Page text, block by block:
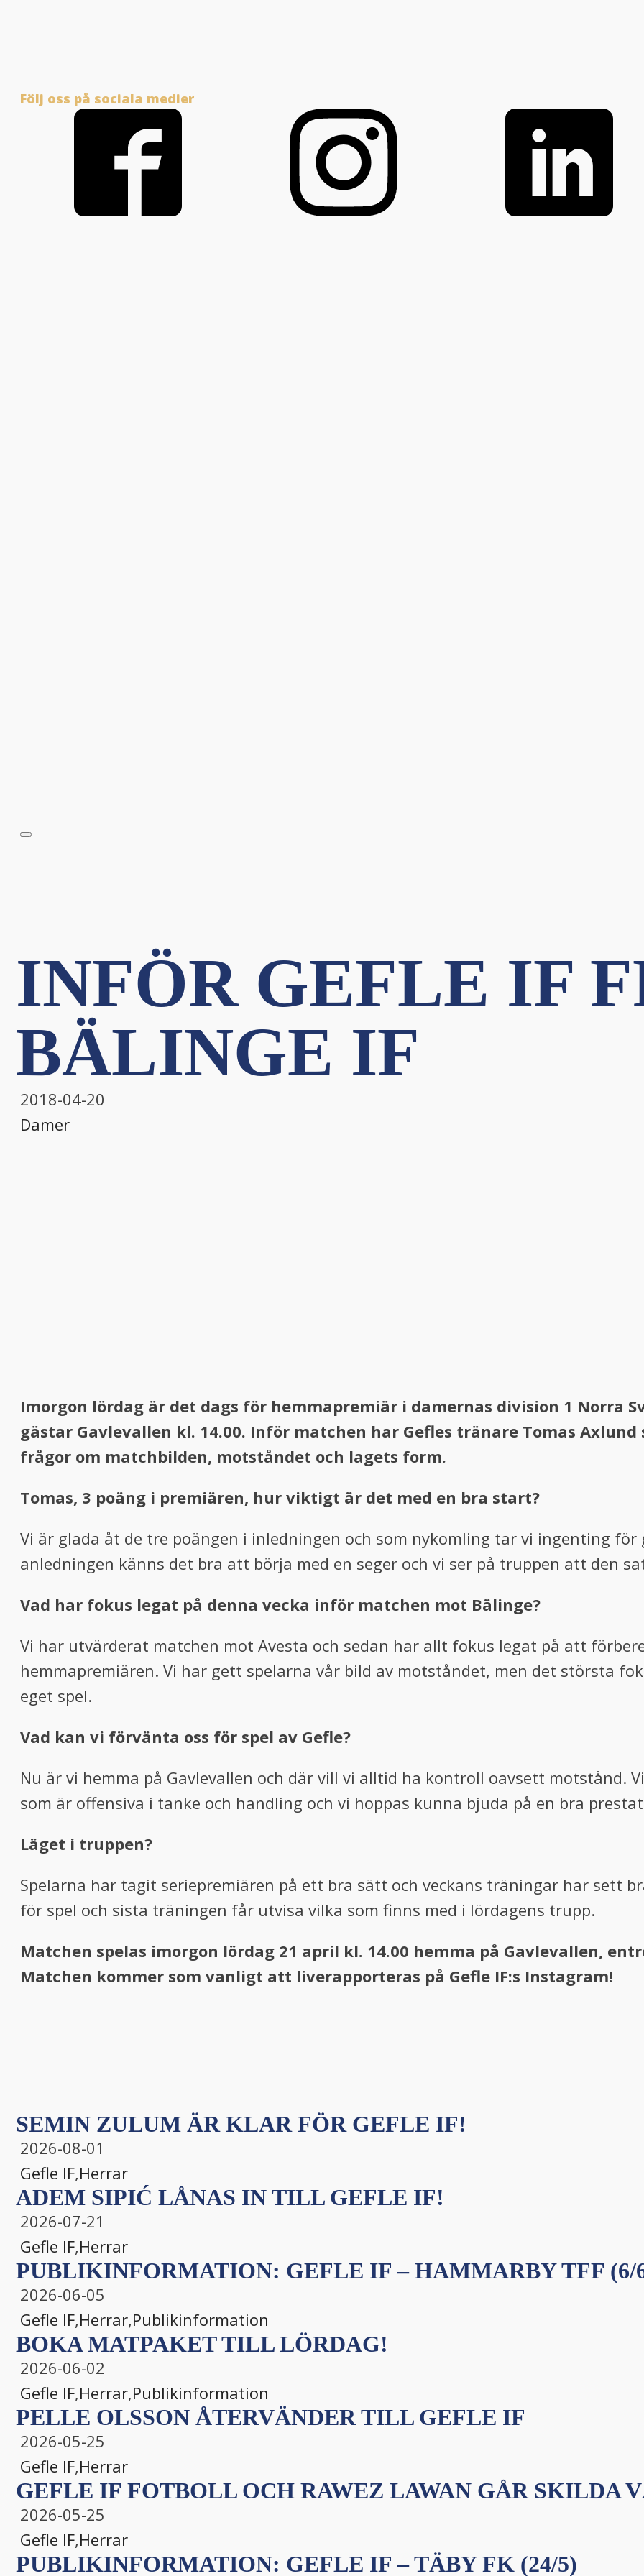
Följ oss på sociala medier
INFÖR GEFLE IF
BÄLINGE IF
2018-04-20
Damer
Imorgon lördag är det dags för hemmapremiär i damernas division 1 Norra
gästar Gavlevallen kl. 14.00. Inför matchen har Gefles tränare Tomas
frågor om matchbilden, motståndet och lagets form.
Tomas, 3 poäng i premiären, hur viktigt är det med en bra start?
Vi är glada åt de tre poängen i inledningen och som nykomling tar vi ingenting för
anledningen känns det bra att börja med en seger och vi ser på truppen att den
Vad har fokus legat på denna vecka inför matchen mot Bälinge?
Vi har utvärderat matchen mot Avesta och sedan har allt fokus legat på att
hemmapremiären. Vi har gett spelarna vår bild av motståndet, men det största
eget spel.
Vad kan vi förvänta oss för spel av Gefle?
Nu är vi hemma på Gavlevallen och där vill vi alltid ha kontroll oavsett motstånd.
som är offensiva i tanke och handling och vi hoppas kunna bjuda på en bra
Läget i truppen?
Spelarna har tagit seriepremiären på ett bra sätt och veckans träningar har sett
för spel och sista träningen får utvisa vilka som finns med i lördagens trupp.
Matchen spelas imorgon lördag 21 april kl. 14.00 hemma på Gavlevallen,
Matchen kommer som vanligt att liverapporteras på Gefle IF:s Instagram!
SEMIN ZULUM ÄR KLAR FÖR GEFLE IF!
2026-08-01
Gefle IF,Herrar
ADEM SIPIĆ LÅNAS IN TILL GEFLE IF!
2026-07-21
Gefle IF,Herrar
PUBLIKINFORMATION: GEFLE IF – HAMMARBY TFF (6/
2026-06-05
Gefle IF,Herrar,Publikinformation
BOKA MATPAKET TILL LÖRDAG!
2026-06-02
Gefle IF,Herrar,Publikinformation
PELLE OLSSON ÅTERVÄNDER TILL GEFLE IF
2026-05-25
Gefle IF,Herrar
GEFLE IF FOTBOLL OCH RAWEZ LAWAN GÅR SKILDA
2026-05-25
Gefle IF,Herrar
PUBLIKINFORMATION: GEFLE IF – TÄBY FK (24/5)